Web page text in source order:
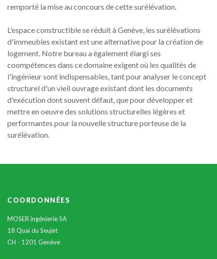
remporté la mise au concours de cette surélévation.
L'espace constructible se réduit à Genève, les surélévations
d'immeubles existant est une alternative pour la création de
logement. Notre bureau a également élargi ses
coompétences dans ce domaine exigent où les qualités de
l'ingénieur sont indispensables, tant pour analyser le concept
structurel d'un vieil ouvrage existant dont les documents
d'exécution dont souvent défaut, que pour développer et
mettre en oeuvre des solutions structurelles légères et
performantes pour la nouvelle structure porteuse de la
surélévation.
username?
GOOGLE
COORDONNÉES
MOSER ingénierie SA
18 Quai du Seujet
CH - 1201 Genève